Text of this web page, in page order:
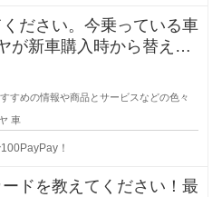
ださい。今乗っている車
が新車購入時から替えて
ンが出てき
すめの情報や商品とサービスなどの色々
車
！
ドを教えてください！最